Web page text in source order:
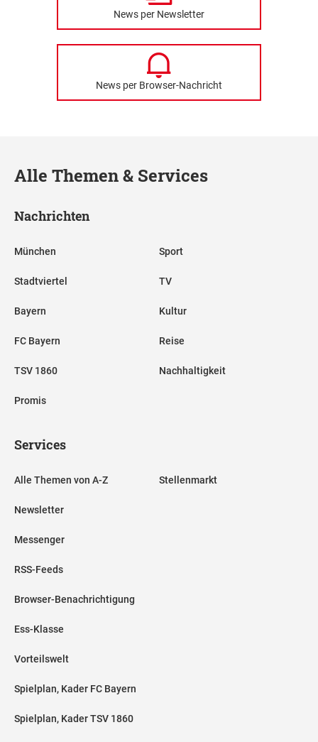
News per Newsletter
News per Browser-Nachricht
Alle Themen & Services
Nachrichten
München
Stadtviertel
Bayern
FC Bayern
TSV 1860
Promis
Sport
TV
Kultur
Reise
Nachhaltigkeit
Services
Alle Themen von A-Z
Newsletter
Messenger
RSS-Feeds
Browser-Benachrichtigung
Ess-Klasse
Vorteilswelt
Spielplan, Kader FC Bayern
Spielplan, Kader TSV 1860
Stellenmarkt